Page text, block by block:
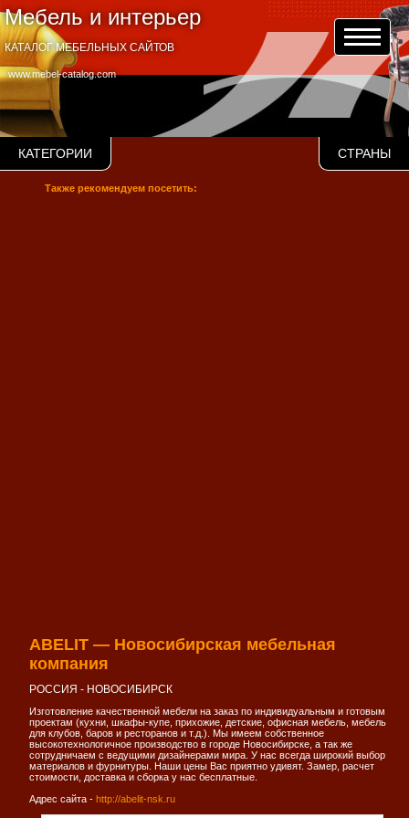
Мебель и интерьер
www.mebel-catalog.com
КАТАЛОГ МЕБЕЛЬНЫХ САЙТОВ
КАТЕГОРИИ СТРАНЫ
Также рекомендуем посетить:
ABELIT — Новосибирская мебельная
компания
РОССИЯ - НОВОСИБИРСК
Изготовление качественной мебели на заказ по индивидуальным и готовым
проектам (кухни, шкафы-купе, прихожие, детские, офисная мебель, мебель
для клубов, баров и ресторанов и т.д.). Мы имеем собственное
высокотехнологичное производство в городе Новосибирске, а так же
сотрудничаем с ведущими дизайнерами мира. У нас всегда широкий выбор
материалов и фурнитуры. Наши цены Вас приятно удивят. Замер, расчет
стоимости, доставка и сборка у нас бесплатные.
Адрес сайта - http://abelit-nsk.ru